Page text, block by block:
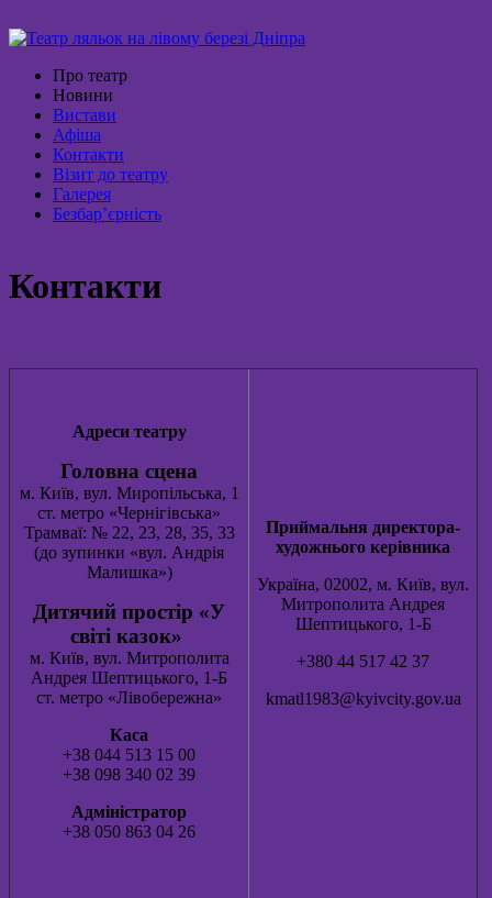
Про театр
Новини
Вистави
Афіша
Контакти
Візит до театру
Галерея
Безбар’єрність
Контакти
Адреси театру
Головна сцена
м. Київ, вул. Миропільська, 1
ст. метро «Чернігівська»
Трамваї: № 22, 23, 28, 35, 33
(до зупинки «вул. Андрія
Малишка»)
Дитячий простір «У
світі казок»
м. Київ, вул. Митрополита
Андрея Шептицького, 1-Б
ст. метро «Лівобережна»
Каса
+38 044 513 15 00
+38 098 340 02 39
Адміністратор
+38 050 863 04 26
Приймальня директора-
художнього керівника
Україна, 02002, м. Київ, вул.
Митрополита Андрея
Шептицького, 1-Б
+380 44 517 42 37
kmatl1983@kyivcity.gov.ua